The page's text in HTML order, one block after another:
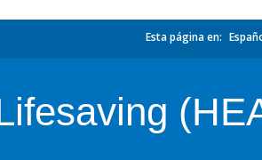
Esta página en: